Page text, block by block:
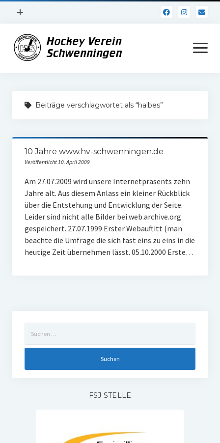
Menü
+
Impressum
Datenschutz
Menü
öffnen
Daten und Fakten
Vereinsheim
FSJ Stelle
1. Herren
W U16
W U12
Internationale Hallenhockeyturnier
Jugend Sponsoring
Beiträge verschlagwortet als “halbes”
10 Jahre www.hv-schwenningen.de
Veröffentlicht 10. April 2009
Am 27.07.2009 wird unsere Internetpräsents zehn
Jahre alt. Aus diesem Anlass ein kleiner Rückblick
über die Entstehung und Entwicklung der Seite.
Leider sind nicht alle Bilder bei web.archive.org
gespeichert. 27.07.1999 Erster Webauftitt (man
beachte die Umfrage die sich fast eins zu eins in die
heutige Zeit übernehmen lässt. 05.10.2000 Erste…
nach:
FSJ STELLE